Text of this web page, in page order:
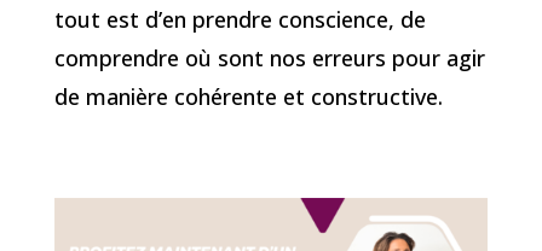
tout est d’en prendre conscience, de
comprendre où sont nos erreurs pour agir
de manière cohérente et constructive.